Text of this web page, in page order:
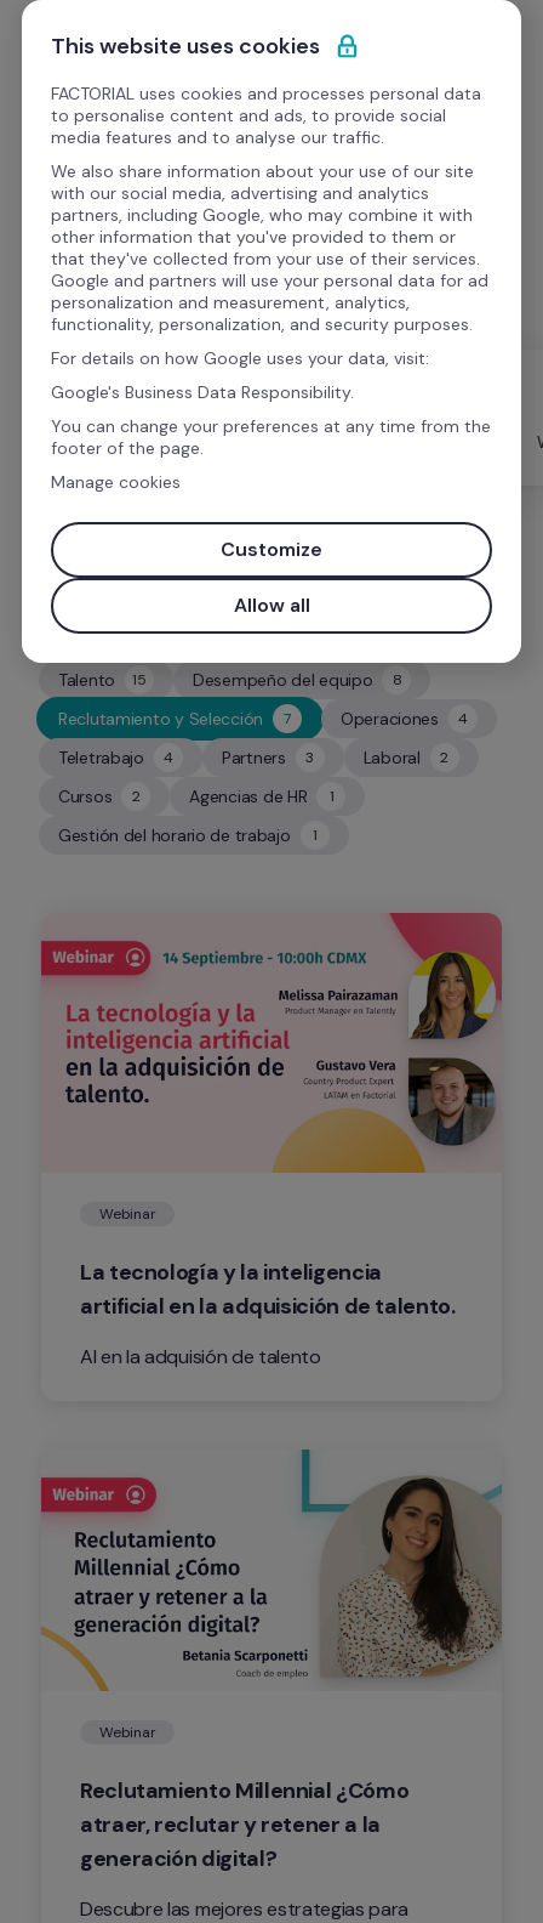
Ir al contenido
Empieza gratis
Webinars
Mira los webinars sobre temas que van desde
consejos de RR.HH. hasta estudios de casos.
Todo
Talento 15
15 Desempeño del equipo 8
8
Reclutamiento y Selección 7
7 Operaciones 4
4
Teletrabajo 4
4 Partners 3
3 Laboral 2
Cursos 2 Agencias de HR 1
1
Gestión del horario de trabajo 1
1
Webinar
La tecnología y la inteligencia
artificial en la adquisición de talento.
Webinar
Reclutamiento Millennial ¿Cómo
atraer, reclutar y retener a la
generación digital?
Descubre las mejores estrategias para
This website uses cookies
FACTORIAL uses cookies and processes personal data
to personalise content and ads, to provide social
media features and to analyse our traffic.
We also share information about your use of our site
with our social media, advertising and analytics
partners, including Google, who may combine it with
other information that you've provided to them or
that they've collected from your use of their services.
Google and partners will use your personal data for ad
personalization and measurement, analytics,
functionality, personalization, and security purposes.
For details on how Google uses your data, visit:
Google's Business Data Responsibility.
You can change your preferences at any time from the
footer of the page.
Manage cookies
Customize
Allow all